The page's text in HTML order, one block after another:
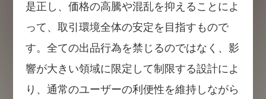
是正し、価格の高騰や混乱を抑えることによ
って、取引環境全体の安定を目指すもので
す。全ての出品行為を禁じるのではなく、影
響が大きい領域に限定して制限する設計によ
り、通常のユーザーの利便性を維持しながら